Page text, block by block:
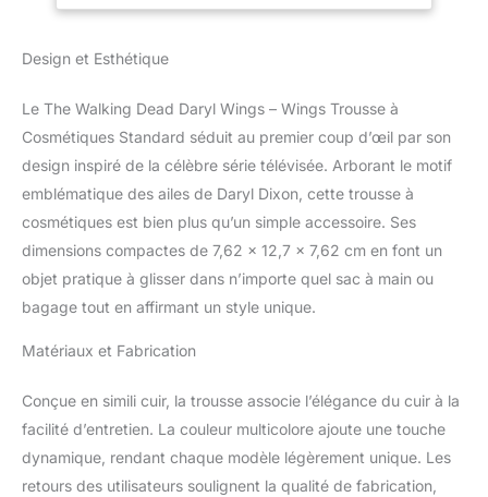
Design et Esthétique
Le The Walking Dead Daryl Wings – Wings Trousse à
Cosmétiques Standard séduit au premier coup d’œil par son
design inspiré de la célèbre série télévisée. Arborant le motif
emblématique des ailes de Daryl Dixon, cette trousse à
cosmétiques est bien plus qu’un simple accessoire. Ses
dimensions compactes de 7,62 x 12,7 x 7,62 cm en font un
objet pratique à glisser dans n’importe quel sac à main ou
bagage tout en affirmant un style unique.
Matériaux et Fabrication
Conçue en simili cuir, la trousse associe l’élégance du cuir à la
facilité d’entretien. La couleur multicolore ajoute une touche
dynamique, rendant chaque modèle légèrement unique. Les
retours des utilisateurs soulignent la qualité de fabrication,